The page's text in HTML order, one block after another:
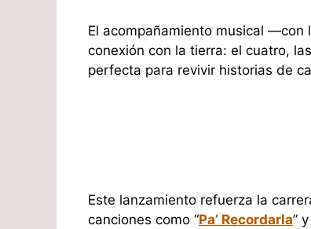
El acompañamiento musical
conexión con la tierra: el cuatro,
perfecta para revivir historias de
Este lanzamiento refuerza la
canciones como “Pa’ Recordarla” y